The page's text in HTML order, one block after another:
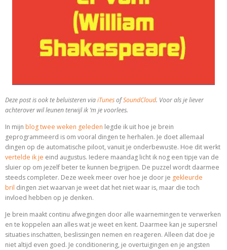
Deze post is ook te beluisteren viaiTunesofSoundCloud. Voor als je liever
achterover wil leunen terwijl ik ‘m je voorlees.
In mijn blog twee weken geleden legde ik uit hoe je brein
geprogrammeerd is om vooral dingen te herhalen. Je doet allemaal
dingen op de automatische piloot, vanuit je onderbewuste. Hoe dit werkt
vertelde ik je eind augustus. Iedere maandag licht ik nog een tipje van de
sluier op om jezelf beter te kunnen begrijpen. De puzzel wordt daarmee
steeds completer. Deze week meer over hoe je door je gekleurde
bril dingen ziet waarvan je weet dat het niet waar is, maar die toch
invloed hebben op je denken.
Je brein maakt continu afwegingen door alle waarnemingen te verwerken
en te koppelen aan alles wat je weet en kent. Daarmee kan je supersnel
situaties inschatten, beslissingen nemen en reageren. Alleen dat doe je
niet altijd even goed. Je conditionering, je overtuigingen en je angsten